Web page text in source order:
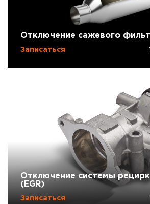
Отключение сажевого
Записаться
Отключение системы
(EGR)
Записаться